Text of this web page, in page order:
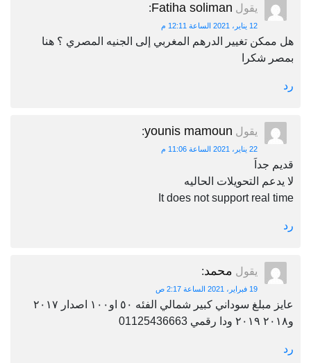
يقول Fatiha soliman
:
12 يناير، 2021 الساعة 12:11 م
هل ممكن تغيير الدرهم المغربي إلى الجنيه المصري ؟ هنا
بمصر شكرا
رد
يقول younis mamoun
:
22 يناير، 2021 الساعة 11:06 م
قديم جداَ
لا يدعم التحويلات الحاليه
It does not support real time
رد
يقول محمد:
19 فبراير، 2021 الساعة 2:17 ص
عايز مبلغ سوداني كبير شمالي الفئه ٥٠ او١٠٠ اصدار ٢٠١٧
و٢٠١٨ ٢٠١٩ ودا رقمي 01125436663
رد